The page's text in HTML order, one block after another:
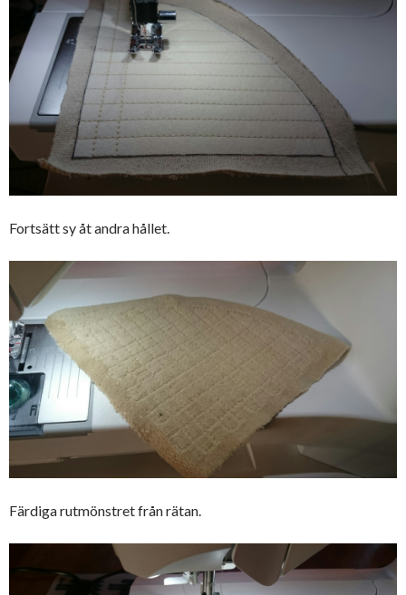
Fortsätt sy åt andra hållet.
Färdiga rutmönstret från rätan.